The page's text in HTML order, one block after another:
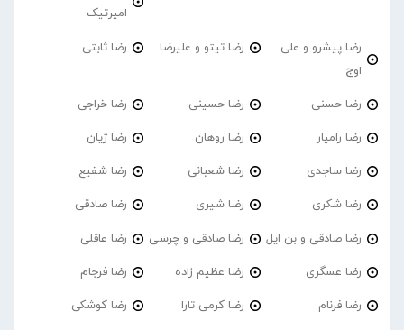
امیرتیک
رضا پیشرو و علی
اوج
رضا تیتو و علیرضا رضا ثابتی
رضا حسنی رضا حسینی رضا خراجی
رضا رامیار رضا روهان رضا ژیان
رضا ساجدی رضا شعبانی رضا شفیع
رضا شکری رضا شیری رضا صادقی
رضا صادقی و بن ایل رضا صادقی و چرسی رضا عاقلی
رضا عسگری رضا عظیم زاده رضا فرجام
رضا فرنام رضا کرمی تارا رضا کوشکی